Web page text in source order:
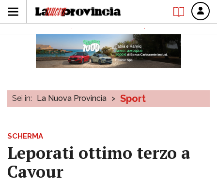
Sei in: La Nuova Provincia > Sport
SCHERMA
Leporati ottimo terzo a
Cavour